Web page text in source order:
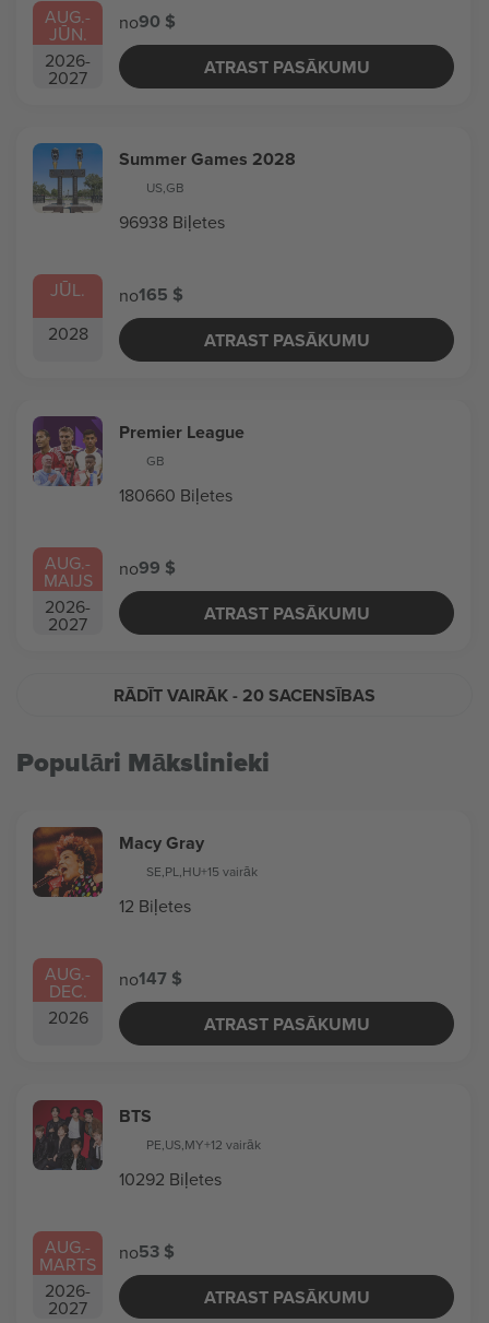
AUG.-
JŪN.
2026-
2027
no90 $
ATRAST PASĀKUMU
JŪL.
2028
Summer Games 2028
US,GB
96938 Biļetes
no165 $
ATRAST PASĀKUMU
AUG.-
MAIJS
2026-
2027
Premier League
GB
180660 Biļetes
no99 $
ATRAST PASĀKUMU
RĀDĪT VAIRĀK- 20 SACENSĪBAS
Populāri Mākslinieki
AUG.-
DEC.
2026
Macy Gray
SE,PL,HU+15 vairāk
12 Biļetes
no147 $
ATRAST PASĀKUMU
AUG.-
MARTS
2026-
2027
BTS
PE,US,MY+12 vairāk
10292 Biļetes
no53 $
ATRAST PASĀKUMU